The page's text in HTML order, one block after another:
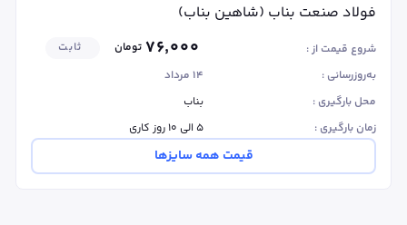
فولاد صنعت بناب (شاهین بناب)
شروع قیمت از : ۷۶٬۰۰۰ تومان
ثابت
به‌روزرسانی :
۱۴ مرداد
محل بارگیری :
بناب
زمان بارگیری :
۵ الی ۱۰ روز کاری
قیمت همه سایزها